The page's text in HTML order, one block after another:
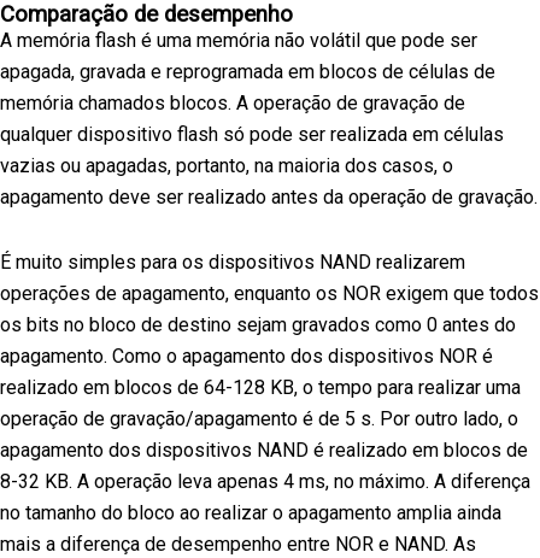
Comparação de desempenho
A memória flash é uma memória não volátil que pode ser
apagada, gravada e reprogramada em blocos de células de
memória chamados blocos. A operação de gravação de
qualquer dispositivo flash só pode ser realizada em células
vazias ou apagadas, portanto, na maioria dos casos, o
apagamento deve ser realizado antes da operação de gravação.
É muito simples para os dispositivos NAND realizarem
operações de apagamento, enquanto os NOR exigem que todos
os bits no bloco de destino sejam gravados como 0 antes do
apagamento. Como o apagamento dos dispositivos NOR é
realizado em blocos de 64-128 KB, o tempo para realizar uma
operação de gravação/apagamento é de 5 s. Por outro lado, o
apagamento dos dispositivos NAND é realizado em blocos de
8-32 KB. A operação leva apenas 4 ms, no máximo. A diferença
no tamanho do bloco ao realizar o apagamento amplia ainda
mais a diferença de desempenho entre NOR e NAND. As